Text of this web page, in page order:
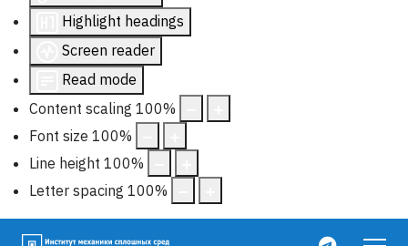
Highlight headings
Screen reader
Read mode
Content scaling 100%
Font size 100%
Line height 100%
Letter spacing 100%